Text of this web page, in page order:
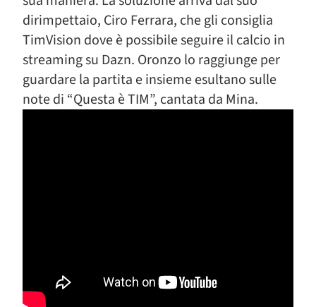
dirimpettaio, Ciro Ferrara, che gli consiglia
TimVision dove è possibile seguire il calcio in
streaming su Dazn. Oronzo lo raggiunge per
guardare la partita e insieme esultano sulle
note di “Questa è TIM”, cantata da Mina.